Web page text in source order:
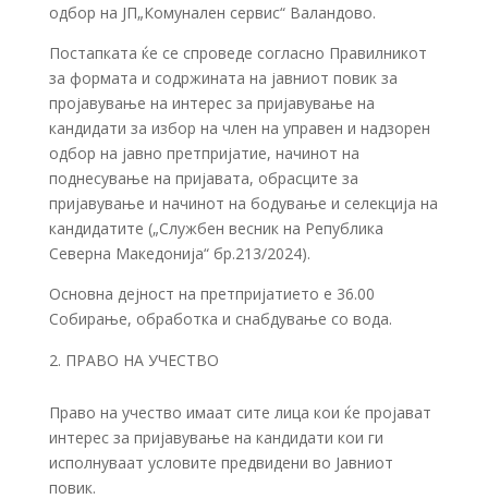
одбор на ЈП„Комунален сервис“ Валандово.
Постапката ќе се спроведе согласно Правилникот
за формата и содржината на јавниот повик за
пројавување на интерес за пријавување на
кандидати за избор на член на управен и надзорен
одбор на јавно претпријатие, начинот на
поднесување на пријавата, обрасците за
пријавување и начинот на бодување и селекција на
кандидатите („Службен весник на Република
Северна Македонија“ бр.213/2024).
Основна дејност на претпријатието e 36.00
Собирање, обработка и снабдување со вода.
ПРАВО НА УЧЕСТВО
Право на учество имаат сите лица кои ќе пројават
интерес за пријавување на кандидати кои ги
исполнуваат условите предвидени во Јавниот
повик.